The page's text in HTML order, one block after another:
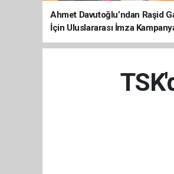
Ahmet Davutoğlu’ndan Raşid
İçin Uluslararası İmza
Destek